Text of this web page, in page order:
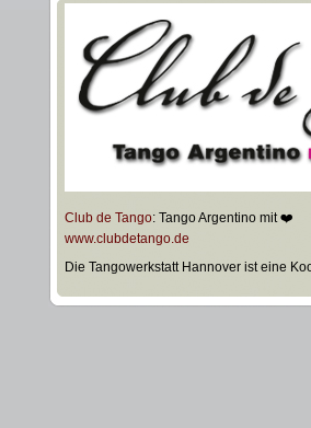
Club de Tango: Tango Argentino mit ❤️
www.clubdetango.de
Die Tangowerkstatt Hannover ist eine